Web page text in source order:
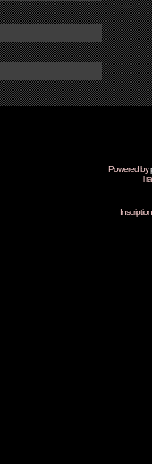
Powered by